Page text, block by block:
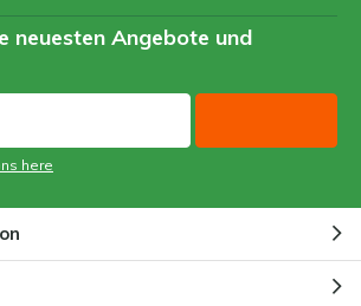
neuesten Angebote und
here